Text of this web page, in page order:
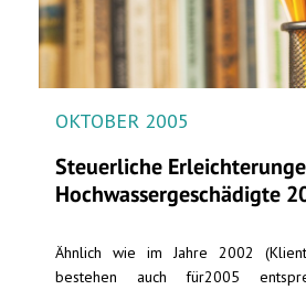
OKTOBER 2005
Steuerliche
Hochwassergeschädigte
Ähnlich wie im Jahre 2002
bestehen auch für2005